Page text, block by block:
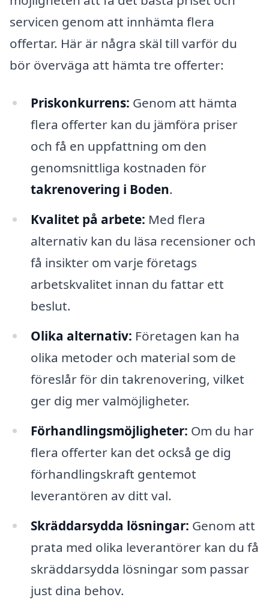
servicen genom att innhämta flera
offertar. Här är några skäl till varför du
bör överväga att hämta tre offerter:
Priskonkurrens: Genom att hämta
flera offerter kan du jämföra priser
och få en uppfattning om den
genomsnittliga kostnaden för
takrenovering i Boden.
Kvalitet på arbete: Med flera
alternativ kan du läsa recensioner och
få insikter om varje företags
arbetskvalitet innan du fattar ett
beslut.
Olika alternativ: Företagen kan ha
olika metoder och material som de
föreslår för din takrenovering, vilket
ger dig mer valmöjligheter.
Förhandlingsmöjligheter: Om du har
flera offerter kan det också ge dig
förhandlingskraft gentemot
leverantören av ditt val.
Skräddarsydda lösningar: Genom att
prata med olika leverantörer kan du få
skräddarsydda lösningar som passar
just dina behov.